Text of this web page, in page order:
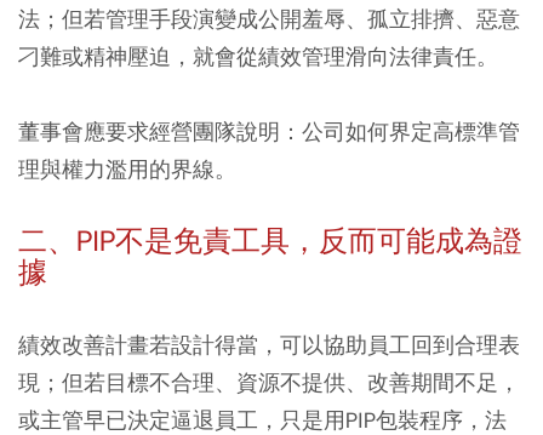
法；但若管理手段演變成公開羞辱、孤立排擠、惡意
刁難或精神壓迫，就會從績效管理滑向法律責任。
董事會應要求經營團隊說明：公司如何界定高標準管
理與權力濫用的界線。
二、PIP不是免責工具，反而可能成為證
據
績效改善計畫若設計得當，可以協助員工回到合理表
現；但若目標不合理、資源不提供、改善期間不足，
或主管早已決定逼退員工，只是用PIP包裝程序，法